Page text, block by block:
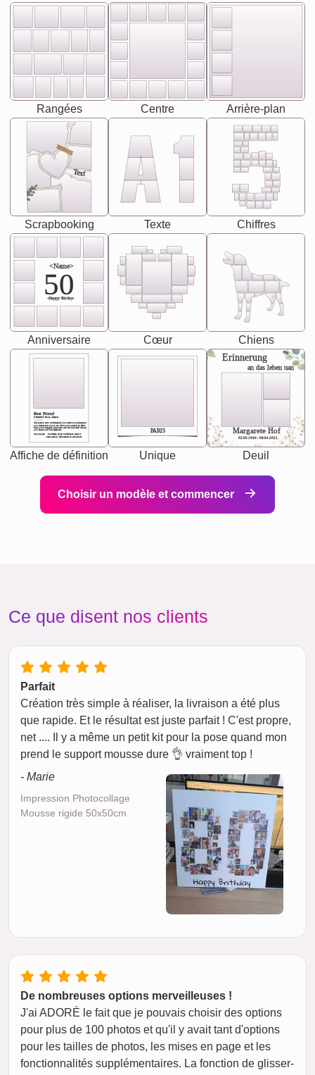
Rangées Centre Arrière-plan
Text
Scrapbooking Texte Chiffres
<Name>
50
-Happy Birday-
Anniversaire Cœur Chiens
Best Friend
[<NAME>] Noun, feminie
Synonyms: Soulmate, closet confidante, sister at
heart person, life partner in adventure.
The person who understands you without explanation
you accepts just as you are. She's your partner in life's,
chaos your biggest supporter, and the one with whom
you share your best memories.
Affiche de définition
PARIS
Unique
Erinnerung
an das leben uan
Margarete Hof
02.05.1940 - 08.04.2021
Deuil
Choisir un modèle et commencer
Ce que disent nos clients
Parfait
Création très simple à réaliser, la livraison a été plus
que rapide. Et le résultat est juste parfait ! C'est propre,
net .... Il y a même un petit kit pour la pose quand mon
prend le support mousse dure 👌 vraiment top !
- Marie
Impression Photocollage
Mousse rigide 50x50cm
De nombreuses options merveilleuses !
J'ai ADORÉ le fait que je pouvais choisir des options
pour plus de 100 photos et qu'il y avait tant d'options
pour les tailles de photos, les mises en page et les
fonctionnalités supplémentaires. La fonction de glisser-